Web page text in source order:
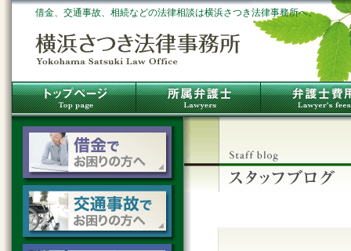
借金、交通事故、相続などの法律相談は横浜さつき法律事務所へ。